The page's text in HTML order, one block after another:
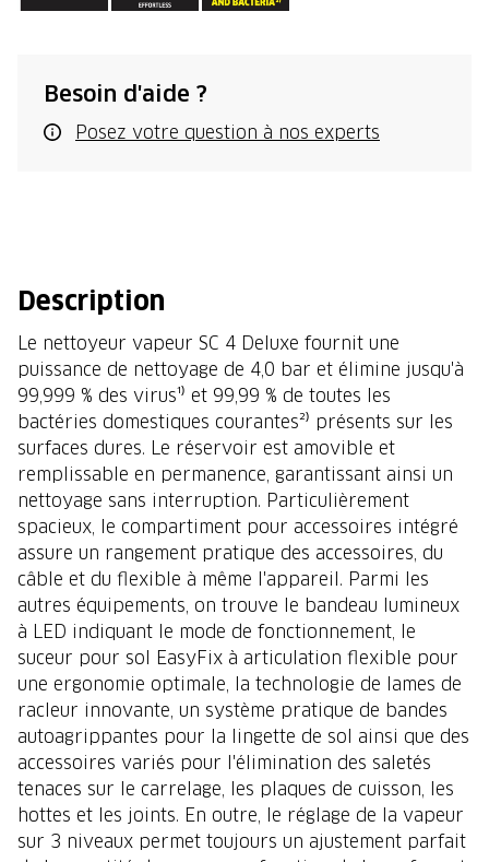
Besoin d'aide ?
Posez votre question à nos experts
Description
Le nettoyeur vapeur SC 4 Deluxe fournit une
puissance de nettoyage de 4,0 bar et élimine jusqu'à
99,999 % des virus¹⁾ et 99,99 % de toutes les
bactéries domestiques courantes²⁾ présents sur les
surfaces dures. Le réservoir est amovible et
remplissable en permanence, garantissant ainsi un
nettoyage sans interruption. Particulièrement
spacieux, le compartiment pour accessoires intégré
assure un rangement pratique des accessoires, du
câble et du flexible à même l'appareil. Parmi les
autres équipements, on trouve le bandeau lumineux
à LED indiquant le mode de fonctionnement, le
suceur pour sol EasyFix à articulation flexible pour
une ergonomie optimale, la technologie de lames de
racleur innovante, un système pratique de bandes
autoagrippantes pour la lingette de sol ainsi que des
accessoires variés pour l'élimination des saletés
tenaces sur le carrelage, les plaques de cuisson, les
hottes et les joints. En outre, le réglage de la vapeur
sur 3 niveaux permet toujours un ajustement parfait